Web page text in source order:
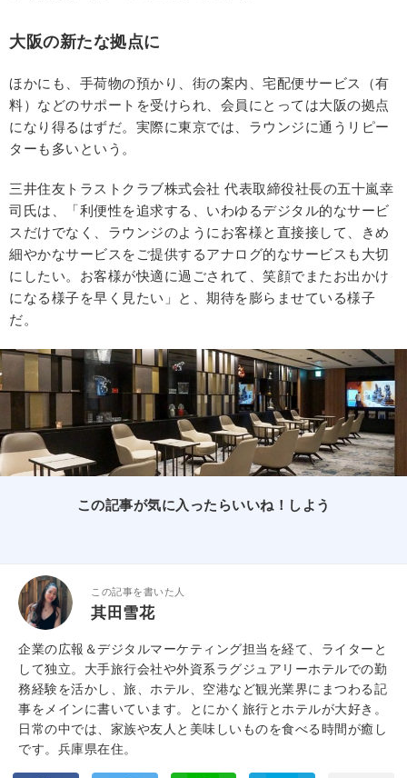
大阪の新たな拠点に
ほかにも、手荷物の預かり、街の案内、宅配便サービス（有
料）などのサポートを受けられ、会員にとっては大阪の拠点
になり得るはずだ。実際に東京では、ラウンジに通うリピー
ターも多いという。
三井住友トラストクラブ株式会社 代表取締役社長の五十嵐幸
司氏は、「利便性を追求する、いわゆるデジタル的なサービ
スだけでなく、ラウンジのようにお客様と直接接して、きめ
細やかなサービスをご提供するアナログ的なサービスも大切
にしたい。お客様が快適に過ごされて、笑顔でまたお出かけ
になる様子を早く見たい」と、期待を膨らませている様子
だ。
この記事が気に入ったらいいね！しよう
この記事を書いた人
其田雪花
企業の広報＆デジタルマーケティング担当を経て、ライターと
して独立。大手旅行会社や外資系ラグジュアリーホテルでの勤
務経験を活かし、旅、ホテル、空港など観光業界にまつわる記
事をメインに書いています。とにかく旅行とホテルが大好き。
日常の中では、家族や友人と美味しいものを食べる時間が癒し
です。兵庫県在住。